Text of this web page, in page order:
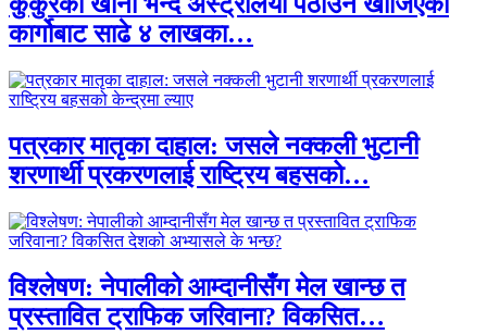
कार्गोबाट साढे ४ लाखका…
पत्रकार मातृका दाहाल: जसले नक्कली भुटानी
शरणार्थी प्रकरणलाई राष्ट्रिय बहसको…
विश्लेषण: नेपालीको आम्दानीसँग मेल खान्छ त
प्रस्तावित ट्राफिक जरिवाना? विकसित…